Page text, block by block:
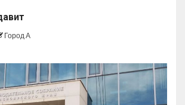
Город А